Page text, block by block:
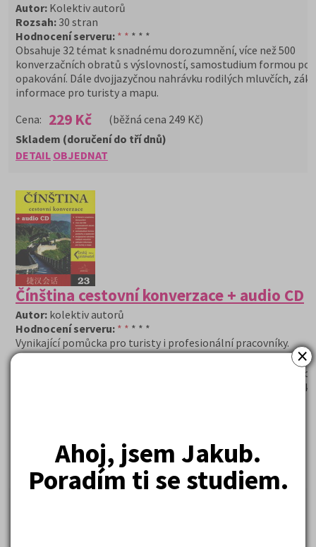
×
Ahoj, jsem Jakub.
Poradím ti se studiem.
Autor: Kolektiv autorů
Rozsah: 30 stran
Hodnocení serveru: * * * * *
Obsahuje 32 témat k snadnému dorozumnění, více než 500
konverzačních obratů s výslovností, samostudium formou
opakování. Dále dvojjazyčnou nahrávku rodilých mluvčích,
informace pro turisty a mapu.
Cena: 229 Kč (běžná cena 249 Kč)
DETAIL OBJEDNAT
Skladem (doručení do tří dnů)
Čínština cestovní konverzace + audio CD
Autor: kolektiv autorů
Hodnocení serveru: * * * * *
Vynikající pomůcka pro turisty i profesionální pracovníky.
Obsahuje 32 témat k snadnému dorozumnění, více než 500
konverzačních obratů s výslovností, samostudium formou
opakování. Dále dvojjazyčnou nahrávku rodilých mluvčích,
OBJEDNAT
Skladem (doručení do tří dnů)